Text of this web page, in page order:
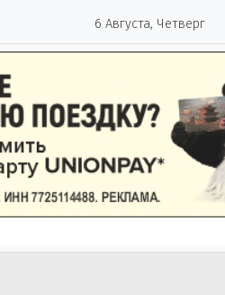
6 Августа, Четверг